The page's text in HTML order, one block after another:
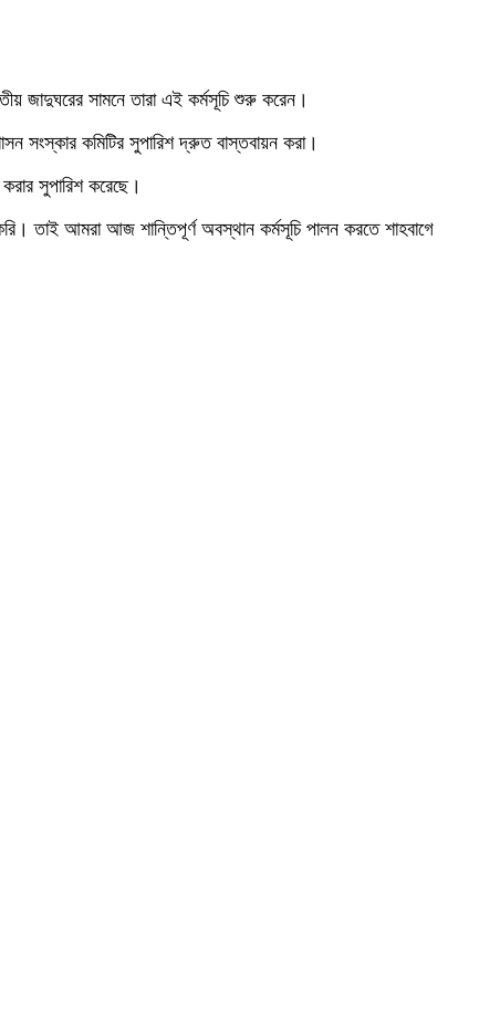
জাদুঘরের সামনে তারা এই কর্মসূচি শুরু করেন।
সংস্কার কমিটির সুপারিশ দ্রুত বাস্তবায়ন করা।
সুপারিশ করেছে।
তাই আমরা আজ শান্তিপূর্ণ অবস্থান কর্মসূচি পালন করতে শাহবাগে